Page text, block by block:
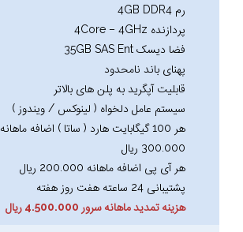
رم 4GB DDR4
پردازنده 4Core – 4GHz
فضا دیسک 35GB SAS Ent
پهنای باند نامحدود
قابلیت آپگرید به پلن های بالاتر
سیستم عامل دلخواه ( لینوکس / ویندوز )
هر 100 گیگابایت هارد ( ساتا ) اضافه ماهانه
300.000 ریال
هر آی پی اضافه ماهانه 200.000 ریال
پشتیبانی 24 ساعته هفت روز هفته
هزینه تمدید ماهانه سرور 4.500.000 ریال